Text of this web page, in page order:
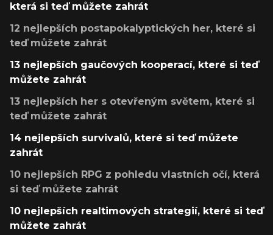
která si teď můžete zahrát
12 nejlepších postapokalyptických her, které si
teď můžete zahrát
13 nejlepších gaučových kooperací, které si teď
můžete zahrát
13 nejlepších her s otevřeným světem, které si
teď můžete zahrát
14 nejlepších survivalů, které si teď můžete
zahrát
10 nejlepších RPG z pohledu vlastních očí, která
si teď můžete zahrát
10 nejlepších realtimových strategií, které si teď
můžete zahrát